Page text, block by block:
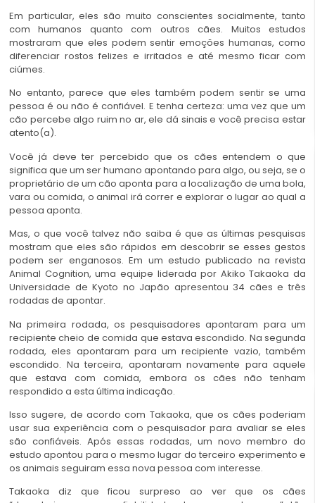
Em particular, eles são muito conscientes socialmente, tanto
com humanos quanto com outros cães. Muitos estudos
mostraram que eles podem sentir emoções humanas, como
diferenciar rostos felizes e irritados e até mesmo ficar com
ciúmes.
No entanto, parece que eles também podem sentir se uma
pessoa é ou não é confiável. E tenha certeza: uma vez que um
cão percebe algo ruim no ar, ele dá sinais e você precisa estar
atento(a).
Você já deve ter percebido que os cães entendem o que
significa que um ser humano apontando para algo, ou seja, se o
proprietário de um cão aponta para a localização de uma bola,
vara ou comida, o animal irá correr e explorar o lugar ao qual a
pessoa aponta.
Mas, o que você talvez não saiba é que as últimas pesquisas
mostram que eles são rápidos em descobrir se esses gestos
podem ser enganosos. Em um estudo publicado na revista
Animal Cognition, uma equipe liderada por Akiko Takaoka da
Universidade de Kyoto no Japão apresentou 34 cães e três
rodadas de apontar.
Na primeira rodada, os pesquisadores apontaram para um
recipiente cheio de comida que estava escondido. Na segunda
rodada, eles apontaram para um recipiente vazio, também
escondido. Na terceira, apontaram novamente para aquele
que estava com comida, embora os cães não tenham
respondido a esta última indicação.
Isso sugere, de acordo com Takaoka, que os cães poderiam
usar sua experiência com o pesquisador para avaliar se eles
são confiáveis. Após essas rodadas, um novo membro do
estudo apontou para o mesmo lugar do terceiro experimento e
os animais seguiram essa nova pessoa com interesse.
Takaoka diz que ficou surpreso ao ver que os cães